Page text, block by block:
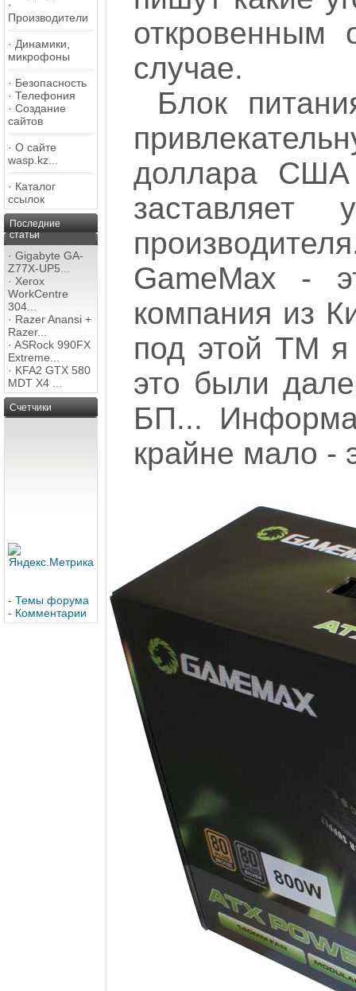
·
Производители
· Динамики,
микрофоны
· Безопасность
· Телефония
· Создание
сайтов
· О сайте
wasp.kz...
· Каталог
ссылок
Последние
статьи
· Gigabyte GA-
Z77X-UP5...
· Xerox
WorkCentre
304...
· Razer Anansi +
Razer...
· ASRock 990FX
Extreme...
· KFA2 GTX 580
MDT X4 ...
Счетчики
- Темы форума
- Комментарии
случае.
Блок
доллара
заставляет
GameMax -
компания из
под этой ТМ я
это были
БП...
крайне мало -